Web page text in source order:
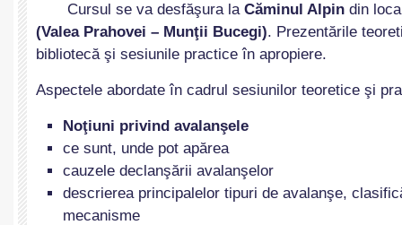
Cursul se va desfăşura la Căminul Alpin din
(Valea Prahovei – Munţii Bucegi). Prezentările
bibliotecă şi sesiunile practice în apropiere.
Aspectele abordate în cadrul sesiunilor teoretice şi
Noţiuni privind avalanşele
ce sunt, unde pot apărea
cauzele declanşării avalanşelor
descrierea principalelor tipuri de avalanşe,
mecanisme